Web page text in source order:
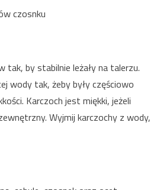
czosnku
tak, by stabilnie leżały na talerzu.
wody tak, żeby były częściowo
Karczoch jest miękki, jeżeli
Wyjmij karczochy z wody,